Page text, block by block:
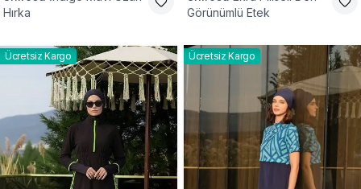
Hırka
Görünümlü Etek
Ücretsiz Kargo Ücretsiz Kargo